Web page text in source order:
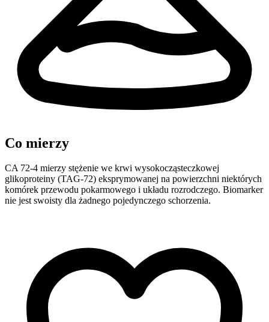
Co mierzy
CA 72-4 mierzy stężenie we krwi wysokocząsteczkowej
glikoproteiny (TAG-72) eksprymowanej na powierzchni niektórych
komórek przewodu pokarmowego i układu rozrodczego. Biomarker
nie jest swoisty dla żadnego pojedynczego schorzenia.